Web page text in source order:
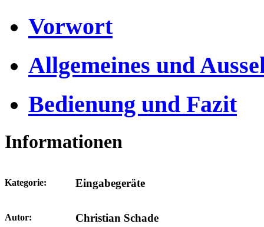
Vorwort
Allgemeines und
Bedienung und Fazit
Informationen
Kategorie: Eingabegeräte
Autor: Christian Schade